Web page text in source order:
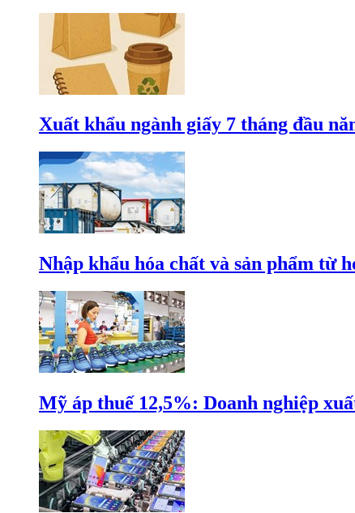
Xuất khẩu ngành giấy 7 tháng đầu
Nhập khẩu hóa chất và sản phẩm từ
Mỹ áp thuế 12,5%: Doanh nghiệp